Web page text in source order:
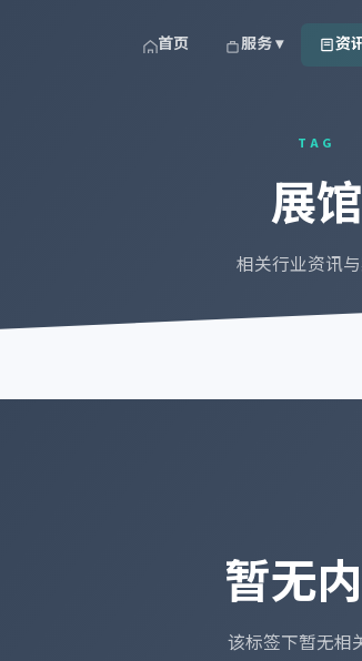
首页 服务 ▾ 资
TAG
展馆
相关行业资讯
暂无
该标签下暂无相